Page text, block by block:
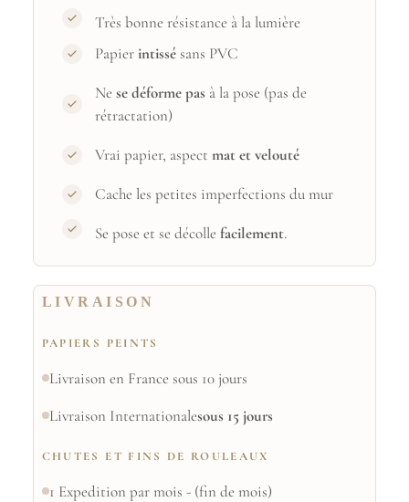
Très bonne résistance à la lumière
Papierintissésans PVC
Nese déforme pas à la pose (pas de
rétractation)
Vrai papier, aspectmat et velouté
Cache les petites imperfections du mur
Se pose et se décollefacilement.
LIVRAISON
PAPIERS PEINTS
Livraison en France sous 10 jours
Livraison Internationalesous 15 jours
CHUTES ET FINS DE ROULEAUX
1 Expedition par mois - (fin de mois)